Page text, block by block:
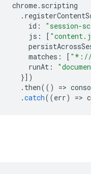
chrome. scripting
.
id : "session-
js : [
matches : [ "*://
runAt :
}])
. then(() =>
.catch((err) =>